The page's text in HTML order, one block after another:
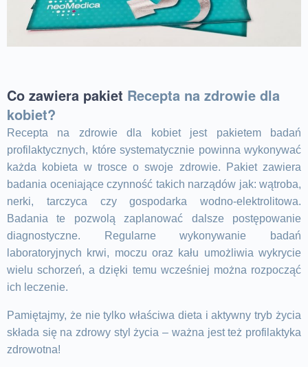
Co zawiera pakiet Recepta na zdrowie dla
kobiet?
Recepta na zdrowie dla kobietjest pakietem
badań
profilaktycznych, które systematycznie powinna wykonywać
każda kobieta w trosce o swoje zdrowie. Pakiet zawiera
badania oceniające czynność takich narządów jak: wątroba,
nerki, tarczyca czy gospodarka wodno-elektrolitowa.
Badania te pozwolą zaplanować dalsze postępowanie
diagnostyczne. Regularne wykonywanie
badań
laboratoryjnych krwi, moczu oraz kału umożliwia wykrycie
wielu schorzeń, a dzięki temu wcześniej można rozpocząć
ich leczenie.
Pamiętajmy, że nie tylko właściwa dieta i aktywny tryb życia
składa się na zdrowy styl życia – ważna jest też profilaktyka
zdrowotna!